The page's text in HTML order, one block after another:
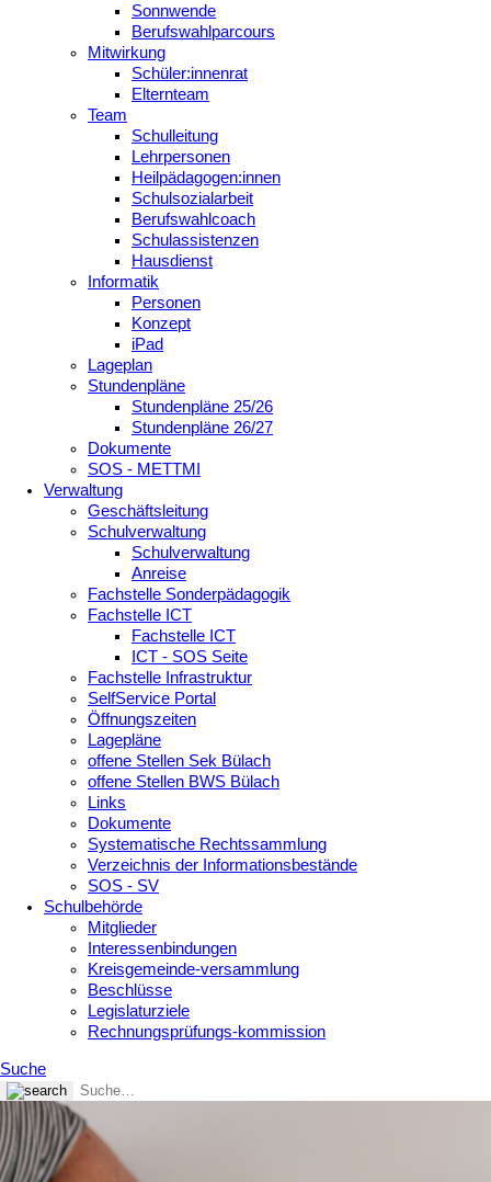
Sonnwende
Berufswahlparcours
Mitwirkung
Schüler:innenrat
Elternteam
Team
Schulleitung
Lehrpersonen
Heilpädagogen:innen
Schulsozialarbeit
Berufswahlcoach
Schulassistenzen
Hausdienst
Informatik
Personen
Konzept
iPad
Lageplan
Stundenpläne
Stundenpläne 25/26
Stundenpläne 26/27
Dokumente
SOS - METTMI
Verwaltung
Geschäftsleitung
Schulverwaltung
Schulverwaltung
Anreise
Fachstelle Sonderpädagogik
Fachstelle ICT
Fachstelle ICT
ICT - SOS Seite
Fachstelle Infrastruktur
SelfService Portal
Öffnungszeiten
Lagepläne
offene Stellen Sek Bülach
offene Stellen BWS Bülach
Links
Dokumente
Systematische Rechtssammlung
Verzeichnis der Informationsbestände
SOS - SV
Schulbehörde
Mitglieder
Interessenbindungen
Kreisgemeinde-versammlung
Beschlüsse
Legislaturziele
Rechnungsprüfungs-kommission
Suche